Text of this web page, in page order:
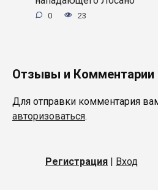
0 23
Отзывы и Комментарии
Для отправки комментария
авторизоваться.
Регистрация Вход